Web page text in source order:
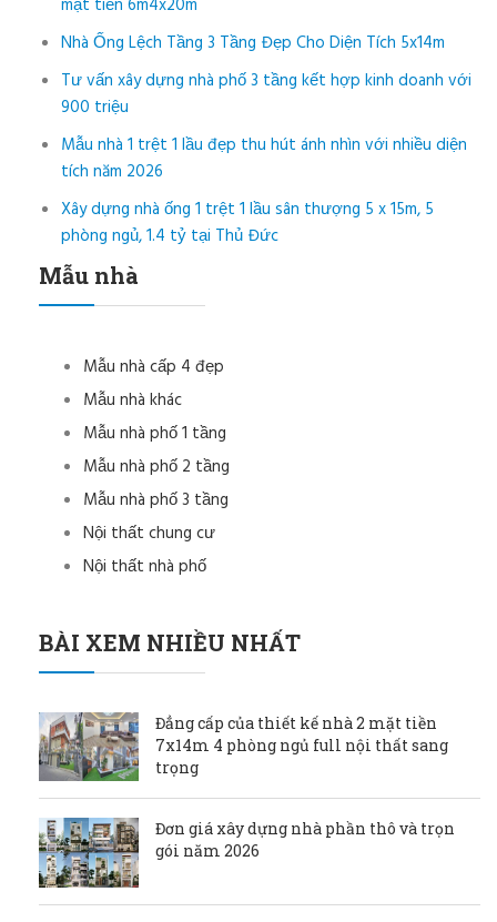
Nhà Ống Lệch Tầng 3 Tầng Đẹp Cho Diện Tích 5x14m
Tư vấn xây dựng nhà phố 3 tầng kết hợp kinh doanh với
900 triệu
Mẫu nhà 1 trệt 1 lầu đẹp thu hút ánh nhìn với nhiều diện
tích năm 2026
Xây dựng nhà ống 1 trệt 1 lầu sân thượng 5 x 15m, 5
phòng ngủ, 1.4 tỷ tại Thủ Đức
Mẫu nhà
Mẫu nhà cấp 4 đẹp
Mẫu nhà khác
Mẫu nhà phố 1 tầng
Mẫu nhà phố 2 tầng
Mẫu nhà phố 3 tầng
Nội thất chung cư
Nội thất nhà phố
BÀI XEM NHIỀU NHẤT
Đẳng cấp của thiết kế nhà 2 mặt tiền
7x14m 4 phòng ngủ full nội thất sang
trọng
Đơn giá xây dựng nhà phần thô và trọn
gói năm 2026